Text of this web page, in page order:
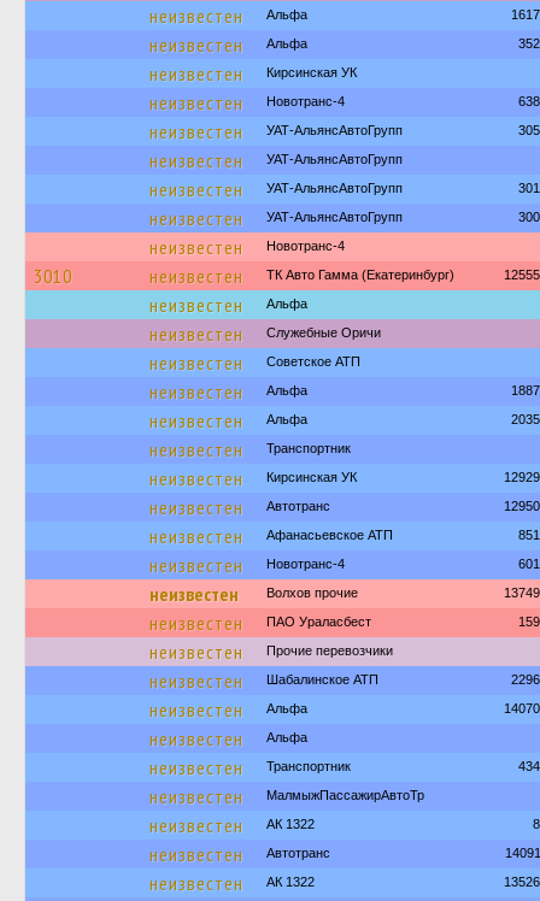
неизвестен Альфа
неизвестен Альфа
неизвестен Кирсинская УК
неизвестен Новотранс-4
неизвестен УАТ-АльянсАвтоГрупп
неизвестен УАТ-АльянсАвтоГрупп
неизвестен УАТ-АльянсАвтоГрупп
неизвестен УАТ-АльянсАвтоГрупп
неизвестен Новотранс-4
3010 неизвестен ТК Авто Гамма (Екатеринбург)
неизвестен Альфа
неизвестен Служебные Оричи
неизвестен Советское АТП
неизвестен Альфа
неизвестен Альфа
неизвестен Транспортник
неизвестен Кирсинская УК
неизвестен Автотранс
неизвестен Афанасьевское АТП
неизвестен Новотранс-4
неизвестен Волхов прочие
неизвестен ПАО Ураласбест
неизвестен Прочие перевозчики
неизвестен Шабалинское АТП
неизвестен Альфа
неизвестен Альфа
неизвестен Транспортник
неизвестен МалмыжПассажирАвтоТр
неизвестен АК 1322
неизвестен Автотранс
неизвестен АК 1322